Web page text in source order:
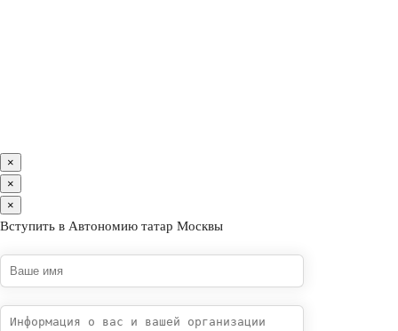
×
×
×
Вступить в Автономию татар Москвы